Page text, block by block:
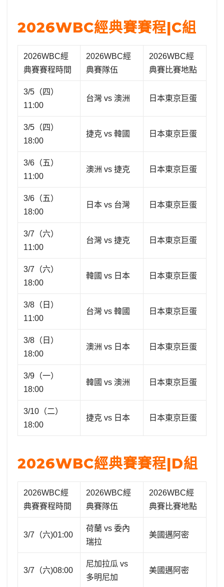
2026WBC經典賽賽程|C組
2026WBC經
典賽賽程時間
2026WBC經
典賽隊伍
2026WBC經
典賽比賽地點
3/5（四）
11:00
台灣 vs 澳洲 日本東京巨蛋
3/5（四）
18:00
捷克 vs 韓國 日本東京巨蛋
3/6（五）
11:00
澳洲 vs 捷克 日本東京巨蛋
3/6（五）
18:00
日本 vs 台灣 日本東京巨蛋
3/7（六）
11:00
台灣 vs 捷克 日本東京巨蛋
3/7（六）
18:00
韓國 vs 日本 日本東京巨蛋
3/8（日）
11:00
台灣 vs 韓國 日本東京巨蛋
3/8（日）
18:00
澳洲 vs 日本 日本東京巨蛋
3/9（一）
18:00
韓國 vs 澳洲 日本東京巨蛋
3/10（二）
18:00
捷克 vs 日本 日本東京巨蛋
2026WBC經典賽賽程|D組
2026WBC經
典賽賽程時間
2026WBC經
典賽隊伍
2026WBC經
典賽比賽地點
3/7（六)01:00
荷蘭 vs 委內
瑞拉
美國邁阿密
3/7（六)08:00
尼加拉瓜 vs
多明尼加
美國邁阿密